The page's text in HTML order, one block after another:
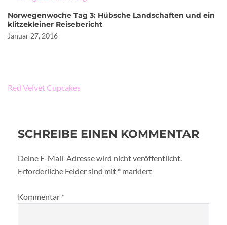
Norwegenwoche Tag 3: Hübsche Landschaften und ein
klitzekleiner Reisebericht
Januar 27, 2016
Beitragsnavigation
Red Velvet Cupcakes
SCHREIBE EINEN KOMMENTAR
Deine E-Mail-Adresse wird nicht veröffentlicht.
Erforderliche Felder sind mit * markiert
Kommentar *